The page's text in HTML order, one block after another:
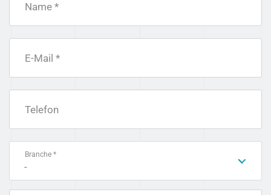
Name *
E-Mail *
Telefon
Branche *
-